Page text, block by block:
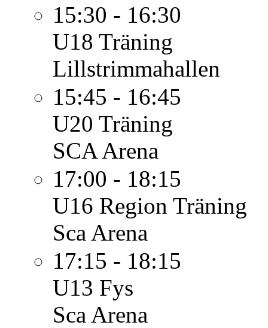
15:30 - 16:30
U18 Träning
Lillstrimmahallen
15:45 - 16:45
U20 Träning
SCA Arena
17:00 - 18:15
U16 Region Träning
Sca Arena
17:15 - 18:15
U13 Fys
Sca Arena